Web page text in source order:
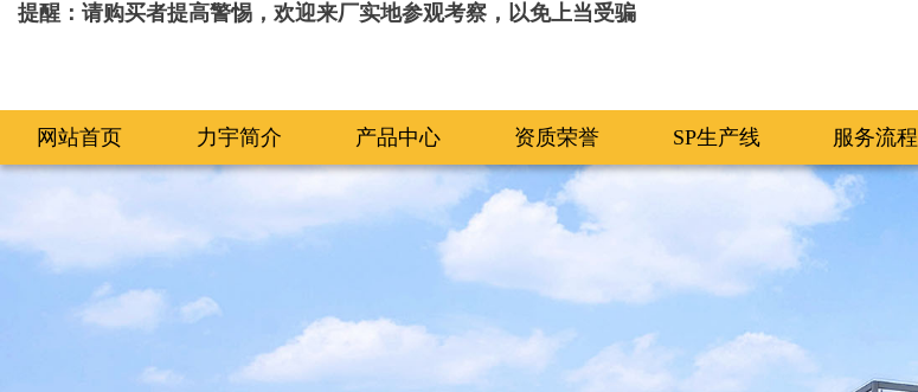
提醒：请购买者提高警惕，欢迎来厂实地参观考察，以免上当受骗
网站首页 力宇简介 产品中心 资质荣誉 SP生产线 服务流程